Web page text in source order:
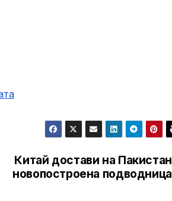
Китай достави на Пакистан
новопостроена подводница